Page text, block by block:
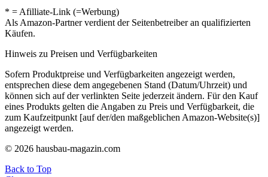
* = Afilliate-Link (=Werbung)
Als Amazon-Partner verdient der Seitenbetreiber an qualifizierten
Käufen.
Hinweis zu Preisen und Verfügbarkeiten
Sofern Produktpreise und Verfügbarkeiten angezeigt werden,
entsprechen diese dem angegebenen Stand (Datum/Uhrzeit) und
können sich auf der verlinkten Seite jederzeit ändern. Für den Kauf
eines Produkts gelten die Angaben zu Preis und Verfügbarkeit, die
zum Kaufzeitpunkt [auf der/den maßgeblichen Amazon-Website(s)]
angezeigt werden.
© 2026 hausbau-magazin.com
Back to Top